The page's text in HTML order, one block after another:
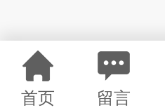
首页 留言